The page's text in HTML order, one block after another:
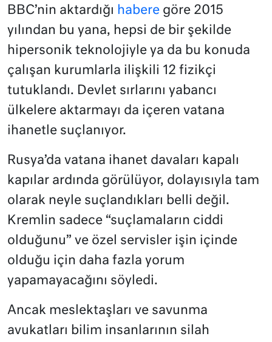
BBC’nin aktardığı habere göre 2015
yılından bu yana, hepsi de bir şekilde
hipersonik teknolojiyle ya da bu konuda
çalışan kurumlarla ilişkili 12 fizikçi
tutuklandı. Devlet sırlarını yabancı
ülkelere aktarmayı da içeren vatana
ihanetle suçlanıyor.
Rusya’da vatana ihanet davaları kapalı
kapılar ardında görülüyor, dolayısıyla tam
olarak neyle suçlandıkları belli değil.
Kremlin sadece “suçlamaların ciddi
olduğunu” ve özel servisler işin içinde
olduğu için daha fazla yorum
yapamayacağını söyledi.
Ancak meslektaşları ve savunma
avukatları bilim insanlarının silah